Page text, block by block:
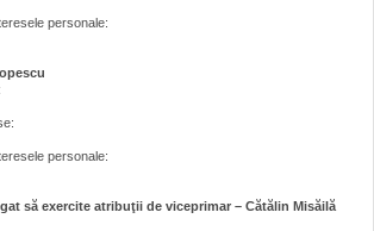
personale:
personale:
să exercite atribuţii de viceprimar – Cătălin Misăilă